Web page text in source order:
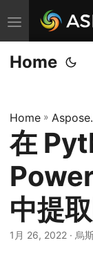
切
换
导
Home
Home »
在
中提
1月 26, 2022 · 烏